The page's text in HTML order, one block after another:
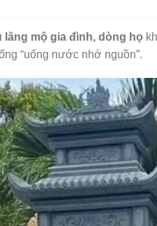
lăng mộ gia đình, dòng họ
“uống nước nhớ nguồn”.